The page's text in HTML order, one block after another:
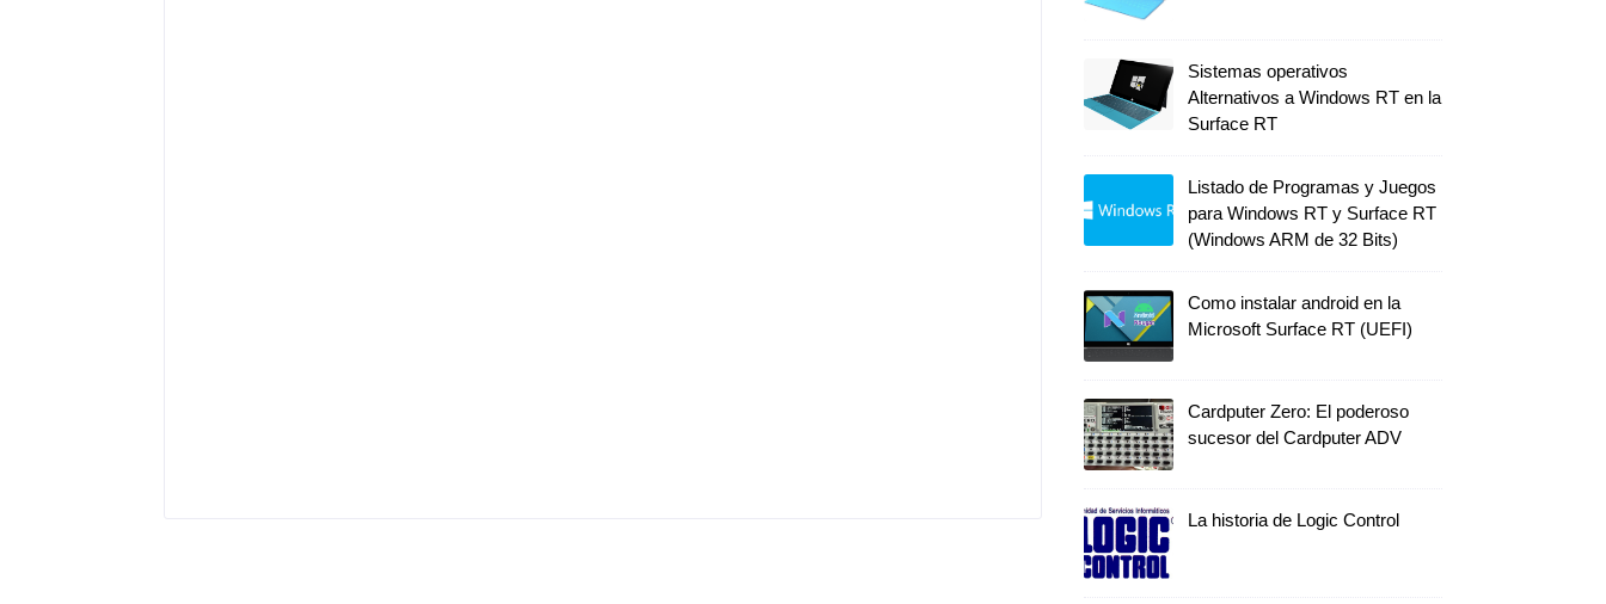
Sistemas operativos
Alternativos a Windows RT en la
Surface RT
Listado de Programas y Juegos
para Windows RT y Surface RT
(Windows ARM de 32 Bits)
Como instalar android en la
Microsoft Surface RT (UEFI)
Cardputer Zero: El poderoso
sucesor del Cardputer ADV
La historia de Logic Control